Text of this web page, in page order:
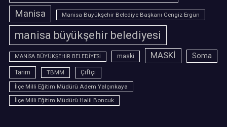
Manisa Manisa Büyükşehir Belediye Başkanı Cengiz Ergün
manisa büyükşehir belediyesi
MANİSA BÜYÜKŞEHİR BELEDİYESİ maski MASKİ Soma
Tarım TBMM
Çiftçi
İlçe Milli Eğitim Müdürü Adem Yalçınkaya
İlçe Milli Eğitim Müdürü Halil Boncuk